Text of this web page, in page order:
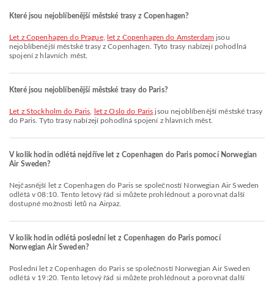
Které jsou nejoblíbenější městské trasy z Copenhagen?
let z Copenhagen do Prague, let z Copenhagen do Amsterdam jsou
nejoblíbenější městské trasy z Copenhagen. Tyto trasy nabízejí pohodlná
spojení z hlavních měst.
Které jsou nejoblíbenější městské trasy do Paris?
let z Stockholm do Paris let z Oslo do Paris jsou nejoblíbenější městské trasy
do Paris. Tyto trasy nabízejí pohodlná spojení z hlavních měst.
V kolik hodin odlétá nejdříve let z Copenhagen do Paris pomocí Norwegian
Air Sweden?
Nejčasnější let z Copenhagen do Paris se společností Norwegian Air Sweden
odlétá v 08:10. Tento letový řád si můžete prohlédnout a porovnat další
dostupné možnosti letů na Airpaz.
V kolik hodin odlétá poslední let z Copenhagen do Paris pomocí
Norwegian Air Sweden?
Poslední let z Copenhagen do Paris se společností Norwegian Air Sweden
odlétá v 19:20. Tento letový řád si můžete prohlédnout a porovnat další